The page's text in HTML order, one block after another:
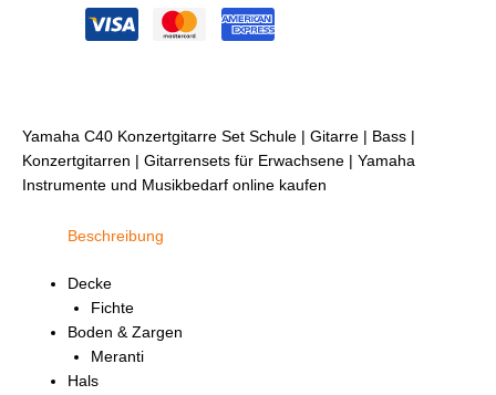
Yamaha C40 Konzertgitarre Set Schule | Gitarre | Bass |
Konzertgitarren | Gitarrensets für Erwachsene | Yamaha
Instrumente und Musikbedarf online kaufen
Beschreibung
Decke
Fichte
Boden & Zargen
Meranti
Hals